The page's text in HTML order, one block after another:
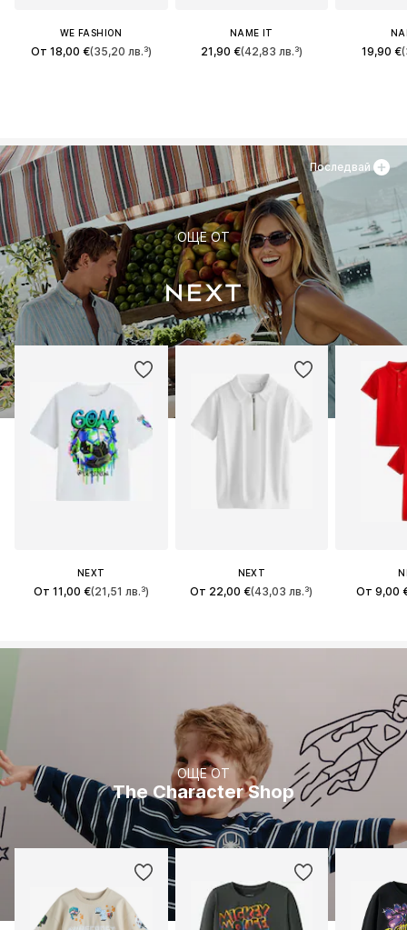
WE FASHION
От 18,00 €(35,20 лв.³)
NAME IT
21,90 €(42,83 лв.³) 19,90 €
ОЩЕ ОТ
NEXT
От 11,00 €(21,51 лв.³)
NEXT
От 22,00 €(43,03 лв.³) От 9,00
Последвай
ОЩЕ ОТ
The Character Shop